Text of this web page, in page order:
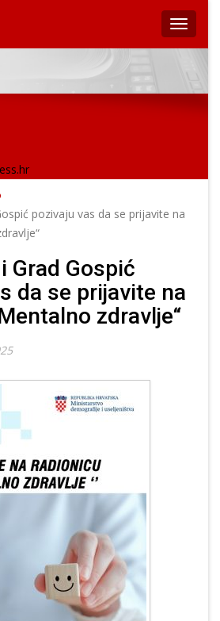
pozivaju vas da se prijavite na
Grad Gospić
da se prijavite na
zdravlje“